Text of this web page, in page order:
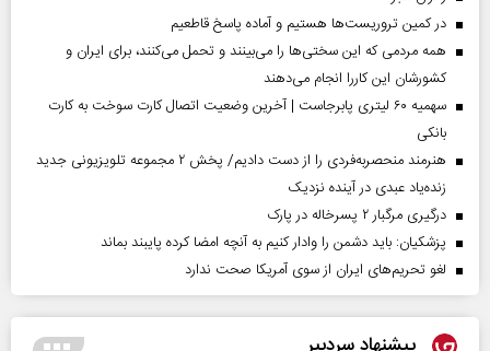
در کمین تروریست‌ها هستیم و آماده پاسخ قاطعیم
همه مردمی که این سختی‌ها را می‌بینند و تحمل می‌کنند، برای ایران و
کشورشان این کاررا انجام می‌دهند
سهمیه ۶۰ لیتری پابرجاست | آخرین وضعیت اتصال کارت سوخت به کارت
بانکی
هنرمند منحصر‌به‌فردی را از دست دادیم/ پخش ۲ مجموعه تلویزیونی جدید
زنده‌یاد عبدی در آینده نزدیک
درگیری مرگبار ۲ پسرخاله در پارک
پزشکیان: باید دشمن را وادار کنیم به آنچه امضا کرده پایبند بماند
لغو تحریم‌های ایران از سوی آمریکا صحت ندارد